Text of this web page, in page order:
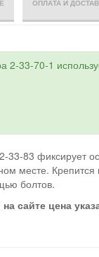
ОПЛАТА И
2-33-70-1
33-83 фиксирует
месте. Крепится
болтов.
на сайте цена